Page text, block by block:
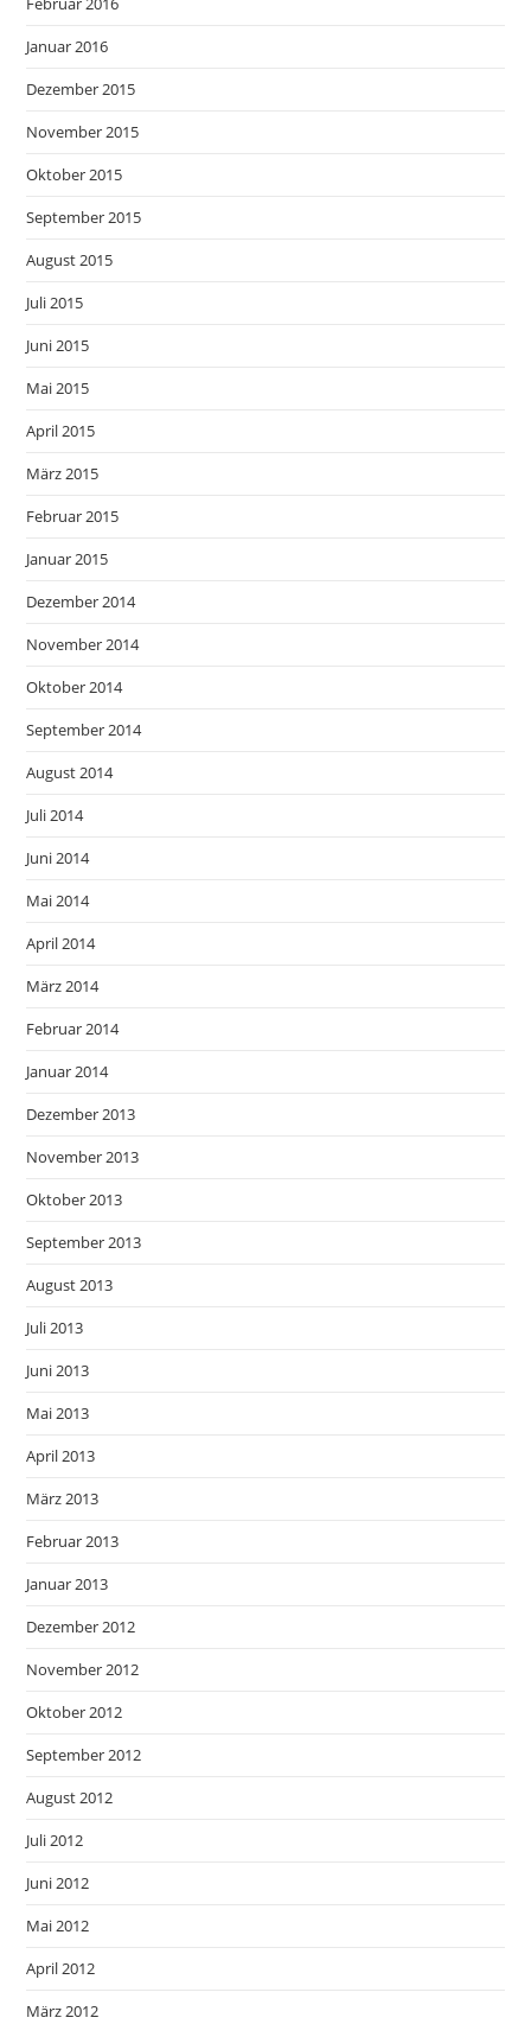
Januar 2016
Dezember 2015
November 2015
Oktober 2015
September 2015
August 2015
Juli 2015
Juni 2015
Mai 2015
April 2015
März 2015
Februar 2015
Januar 2015
Dezember 2014
November 2014
Oktober 2014
September 2014
August 2014
Juli 2014
Juni 2014
Mai 2014
April 2014
März 2014
Februar 2014
Januar 2014
Dezember 2013
November 2013
Oktober 2013
September 2013
August 2013
Juli 2013
Juni 2013
Mai 2013
April 2013
März 2013
Februar 2013
Januar 2013
Dezember 2012
November 2012
Oktober 2012
September 2012
August 2012
Juli 2012
Juni 2012
Mai 2012
April 2012
März 2012